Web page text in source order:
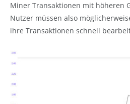
Miner Transaktionen mit höheren
Nutzer müssen also
ihre Transaktionen schnell